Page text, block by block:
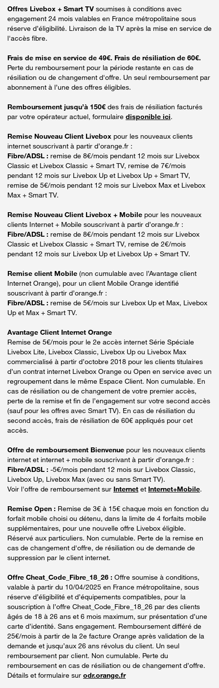
Offres Livebox + Smart TV soumises à conditions avec
engagement 24 mois valables en France métropolitaine sous
réserve d’éligibilité. Livraison de la TV après la mise en service de
l'accès fibre.
Frais de mise en service de 49€. Frais de résiliation de 60€.
Perte du remboursement pour la période restante en cas de
résiliation ou de changement d'offre. Un seul remboursement par
abonnement à l’une des offres éligibles.
Remboursement jusqu’à 150€ des frais de résiliation facturés
par votre opérateur actuel, formulaire disponible ici.
Remise Nouveau Client Livebox pour les nouveaux clients
internet souscrivant à partir d’orange.fr :
Fibre/ADSL : remise de 8€/mois pendant 12 mois sur Livebox
Classic et Livebox Classic + Smart TV, remise de 7€/mois
pendant 12 mois sur Livebox Up et Livebox Up + Smart TV,
remise de 5€/mois pendant 12 mois sur Livebox Max et Livebox
Max + Smart TV.
Remise Nouveau Client Livebox + Mobile pour les nouveaux
clients Internet + Mobile souscrivant à partir d’orange.fr :
Fibre/ADSL : remise de 8€/mois pendant 12 mois sur Livebox
Classic et Livebox Classic + Smart TV, remise de 2€/mois
pendant 12 mois sur Livebox Up et Livebox Up + Smart TV.
Remise client Mobile (non cumulable avec l’Avantage client
Internet Orange), pour un client Mobile Orange identifié
souscrivant à partir d’orange.fr :
Fibre/ADSL : remise de 5€/mois sur Livebox Up et Max, Livebox
Up et Max + Smart TV.
Avantage Client Internet Orange
Remise de 5€/mois pour le 2e accès internet Série Spéciale
Livebox Lite, Livebox Classic, Livebox Up ou Livebox Max
commercialisé à partir d’octobre 2018 pour les clients titulaires
d’un contrat internet Livebox Orange ou Open en service avec un
regroupement dans le même Espace Client. Non cumulable. En
cas de résiliation ou de changement de votre premier accès,
perte de la remise et fin de l’engagement sur votre second accès
(sauf pour les offres avec Smart TV). En cas de résiliation du
second accès, frais de résiliation de 60€ appliqués pour cet
accès.
Offre de remboursement Bienvenue pour les nouveaux clients
internet et internet + mobile souscrivant à partir d’orange.fr :
Fibre/ADSL : -5€/mois pendant 12 mois sur Livebox Classic,
Livebox Up, Livebox Max (avec ou sans Smart TV).
Voir l'offre de remboursement sur Internet et Internet+Mobile.
Remise Open : Remise de 3€ à 15€ chaque mois en fonction du
forfait mobile choisi ou détenu, dans la limite de 4 forfaits mobile
supplémentaires, pour une nouvelle offre Livebox éligible.
Réservé aux particuliers. Non cumulable. Perte de la remise en
cas de changement d'offre, de résiliation ou de demande de
suppression par le client internet.
Offre Cheat_Code_Fibre_18_26 : Offre soumise à conditions,
valable à partir du 10/04/2025 en France métropolitaine, sous
réserve d’éligibilité et d’équipements compatibles, pour la
souscription à l’offre Cheat_Code_Fibre_18_26 par des clients
âgés de 18 à 26 ans et 6 mois maximum, sur présentation d’une
carte d’identité. Sans engagement. Remboursement différé de
25€/mois à partir de la 2e facture Orange après validation de la
demande et jusqu’aux 26 ans révolus du client. Un seul
remboursement par client. Non cumulable. Perte du
remboursement en cas de résiliation ou de changement d’offre.
Détails et formulaire sur odr.orange.fr